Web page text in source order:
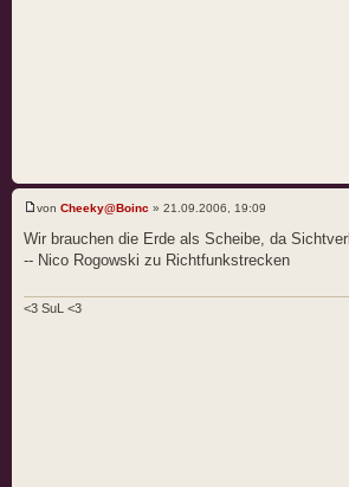
von Cheeky@Boinc » 21.09.2006, 19:09
Wir brauchen die Erde als Scheibe, da
-- Nico Rogowski zu Richtfunkstrecken
<3 SuL <3